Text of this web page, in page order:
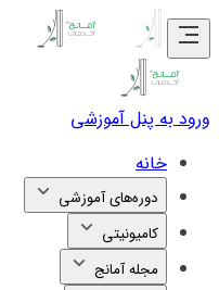
ورود به پنل آموزشی
خانه
دوره‌های آموزشی
کامیونیتی
مجله آمانج